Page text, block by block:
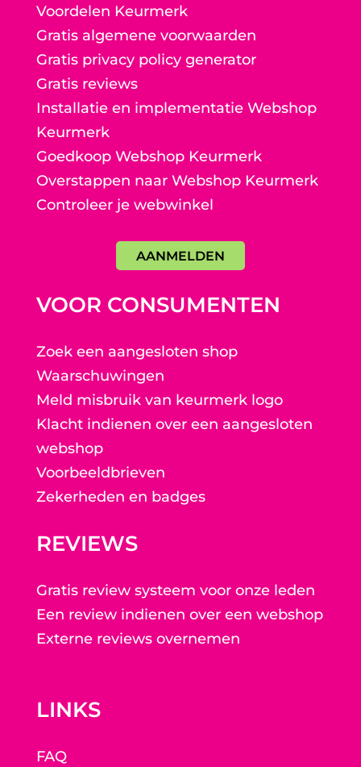
Voordelen Keurmerk
Gratis algemene voorwaarden
Gratis privacy policy generator
Gratis reviews
Installatie en implementatie Webshop
Keurmerk
Goedkoop Webshop Keurmerk
Overstappen naar Webshop Keurmerk
Controleer je webwinkel
AANMELDEN
VOOR CONSUMENTEN
Zoek een aangesloten shop
Waarschuwingen
Meld misbruik van keurmerk logo
Klacht indienen over een aangesloten
webshop
Voorbeeldbrieven
Zekerheden en badges
REVIEWS
Gratis review systeem voor onze leden
Een review indienen over een webshop
Externe reviews overnemen
LINKS
FAQ